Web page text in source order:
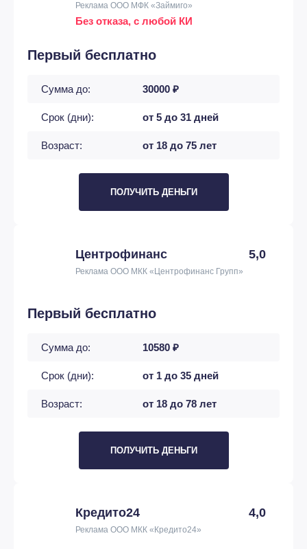
Реклама ООО МФК «Займиго»
Без отказа, с любой КИ
Первый бесплатно
Сумма до: 30000 ₽
Срок (дни): от 5 до 31 дней
Возраст: от 18 до 75 лет
ПОЛУЧИТЬ ДЕНЬГИ
Центрофинанс 5,0
Реклама ООО МКК «Центрофинанс Групп»
Первый бесплатно
Сумма до: 10580 ₽
Срок (дни): от 1 до 35 дней
Возраст: от 18 до 78 лет
ПОЛУЧИТЬ ДЕНЬГИ
Кредито24 4,0
Реклама ООО МКК «Кредито24»